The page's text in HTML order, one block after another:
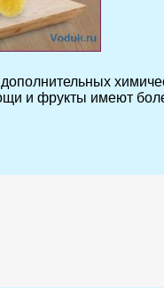
и фрукты имеют